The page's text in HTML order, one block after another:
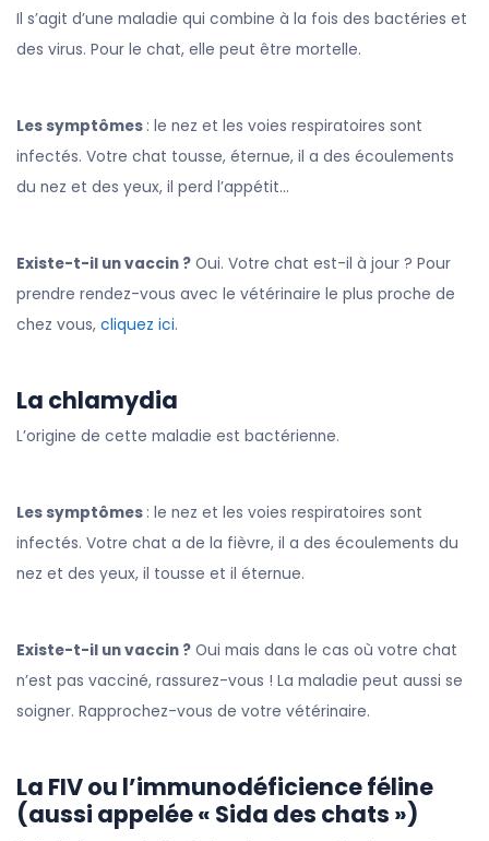
Il s’agit d’une maladie qui combine à la fois des bactéries et
des virus. Pour le chat, elle peut être mortelle.
Les symptômes : le nez et les voies respiratoires sont
infectés. Votre chat tousse, éternue, il a des écoulements
du nez et des yeux, il perd l’appétit…
Existe-t-il un vaccin ? Oui. Votre chat est-il à jour ? Pour
prendre rendez-vous avec le vétérinaire le plus proche de
chez vous, cliquez ici.
La chlamydia
L’origine de cette maladie est bactérienne.
Les symptômes : le nez et les voies respiratoires sont
infectés. Votre chat a de la fièvre, il a des écoulements du
nez et des yeux, il tousse et il éternue.
Existe-t-il un vaccin ? Oui mais dans le cas où votre chat
n’est pas vacciné, rassurez-vous ! La maladie peut aussi se
soigner. Rapprochez-vous de votre vétérinaire.
La FIV ou l’immunodéficience féline
(aussi appelée « Sida des chats »)